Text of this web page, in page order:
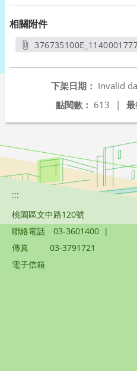
相關附件
下架日期： Invalid
最
點閱數： 613 |
:::
桃園區文中路120號
聯絡電話
03-3601400 |
傳真
03-3791721
電子信箱